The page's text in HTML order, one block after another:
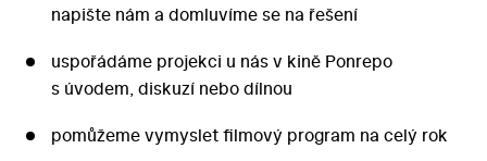
napište nám a domluvíme se na řešení
uspořádáme projekci u nás v kině Ponrepo
s úvodem, diskuzí nebo dílnou
pomůžeme vymyslet filmový program na celý rok